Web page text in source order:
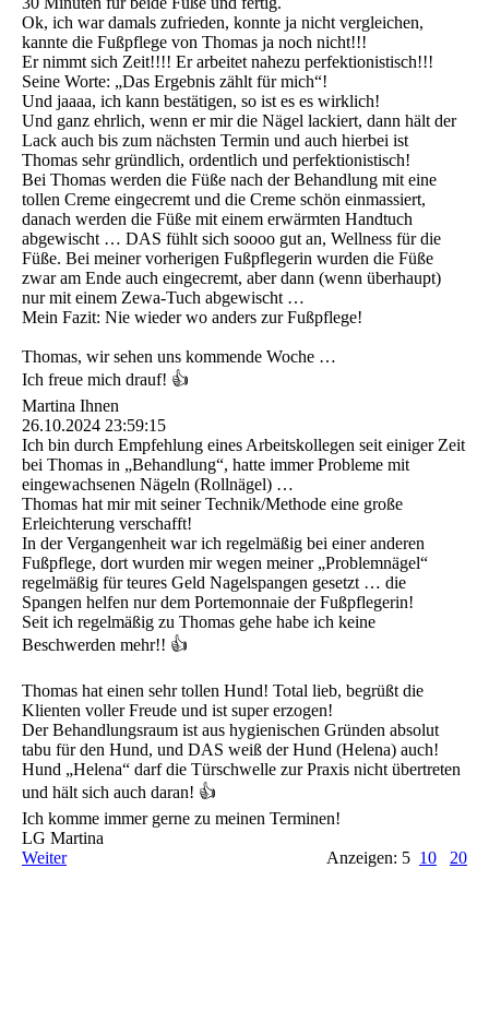
Ok, ich war damals zufrieden, konnte ja nicht vergleichen,
kannte die Fußpflege von Thomas ja noch nicht!!!
Er nimmt sich Zeit!!!! Er arbeitet nahezu perfektionistisch!!!
Seine Worte: „Das Ergebnis zählt für mich“!
Und jaaaa, ich kann bestätigen, so ist es es wirklich!
Und ganz ehrlich, wenn er mir die Nägel lackiert, dann hält der
Lack auch bis zum nächsten Termin und auch hierbei ist
Thomas sehr gründlich, ordentlich und perfektionistisch!
Bei Thomas werden die Füße nach der Behandlung mit eine
tollen Creme eingecremt und die Creme schön einmassiert,
danach werden die Füße mit einem erwärmten Handtuch
abgewischt … DAS fühlt sich soooo gut an, Wellness für die
Füße. Bei meiner vorherigen Fußpflegerin wurden die Füße
zwar am Ende auch eingecremt, aber dann (wenn überhaupt)
nur mit einem Zewa-Tuch abgewischt …
Mein Fazit: Nie wieder wo anders zur Fußpflege!
Thomas, wir sehen uns kommende Woche …
Ich freue mich drauf! 👍
Martina Ihnen
26.10.2024 23:59:15
Ich bin durch Empfehlung eines Arbeitskollegen seit einiger Zeit
bei Thomas in „Behandlung“, hatte immer Probleme mit
eingewachsenen Nägeln (Rollnägel) …
Thomas hat mir mit seiner Technik/Methode eine große
Erleichterung verschafft!
In der Vergangenheit war ich regelmäßig bei einer anderen
Fußpflege, dort wurden mir wegen meiner „Problemnägel“
regelmäßig für teures Geld Nagelspangen gesetzt … die
Spangen helfen nur dem Portemonnaie der Fußpflegerin!
Seit ich regelmäßig zu Thomas gehe habe ich keine
Beschwerden mehr!! 👍
Thomas hat einen sehr tollen Hund! Total lieb, begrüßt die
Klienten voller Freude und ist super erzogen!
Der Behandlungsraum ist aus hygienischen Gründen absolut
tabu für den Hund, und DAS weiß der Hund (Helena) auch!
Hund „Helena“ darf die Türschwelle zur Praxis nicht übertreten
und hält sich auch daran! 👍
Ich komme immer gerne zu meinen Terminen!
LG Martina
Weiter
Anzeigen: 5 10 20